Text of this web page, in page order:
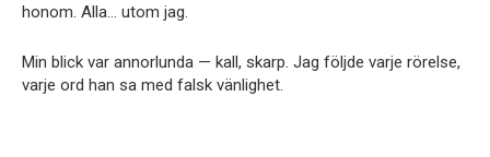
honom. Alla… utom jag.
Min blick var annorlunda — kall, skarp. Jag följde varje rörelse,
varje ord han sa med falsk vänlighet.